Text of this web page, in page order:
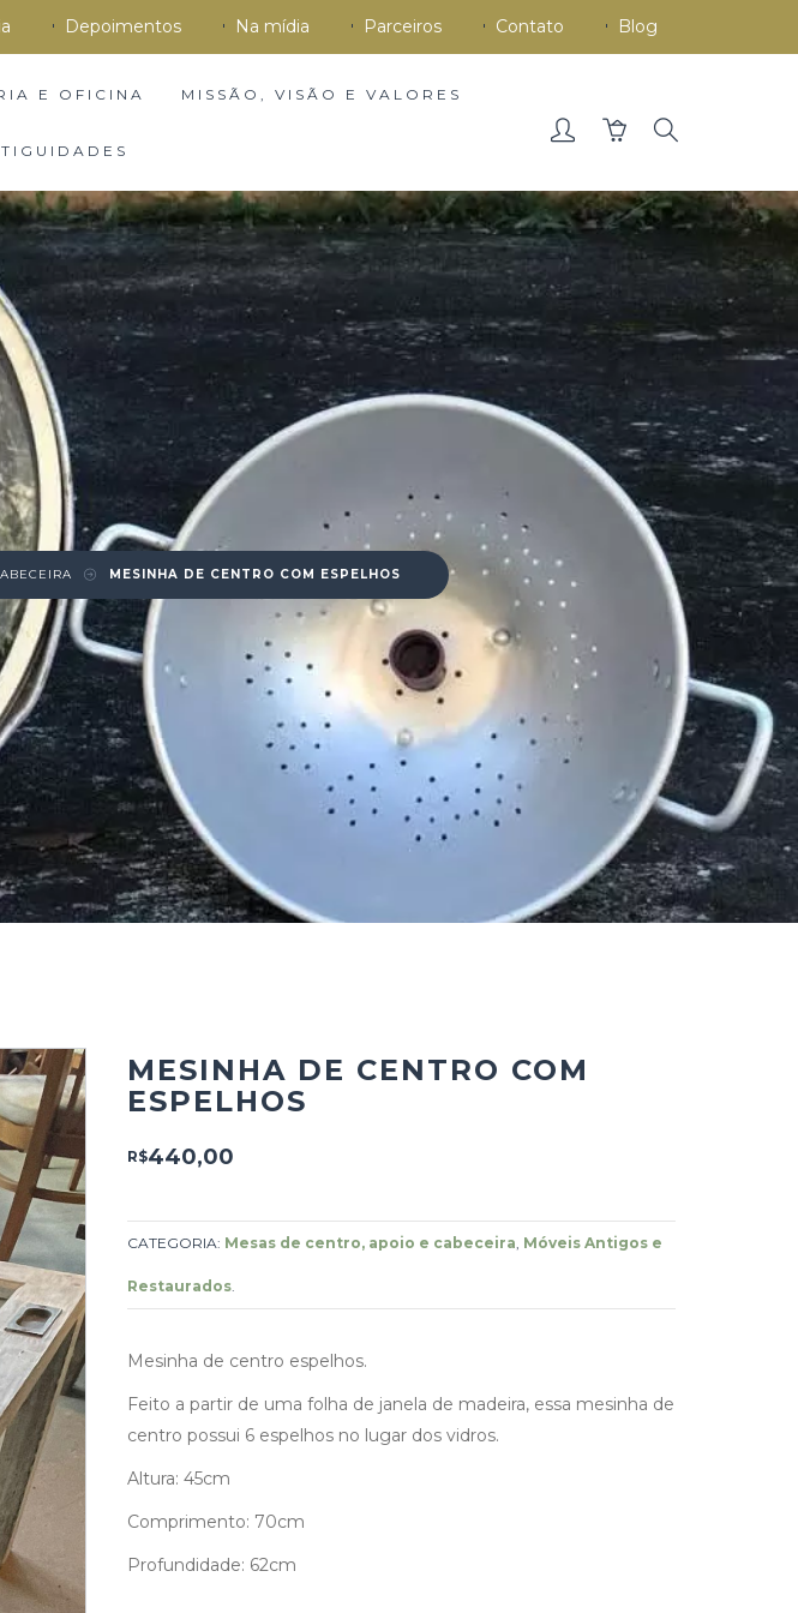
Depoimentos Na mídia Parceiros Contato Blog
E OFICINA MISSÃO, VISÃO E VALORES
MESINHA DE CENTRO COM ESPELHOS
MESINHA DE CENTRO COM
ESPELHOS
R$440,00
CATEGORIA: Mesas de centro, apoio e cabeceira, Móveis Antigos e
Restaurados.
Mesinha de centro espelhos.
Feito a partir de uma folha de janela de madeira, essa mesinha de
centro possui 6 espelhos no lugar dos vidros.
Altura: 45cm
Comprimento: 70cm
Profundidade: 62cm